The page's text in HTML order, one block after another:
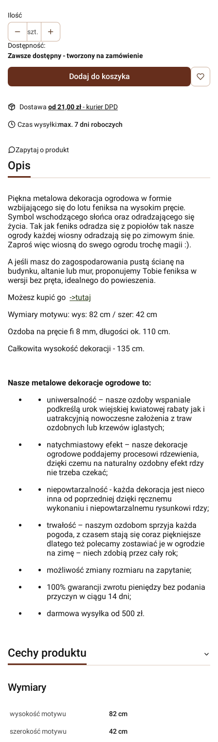
Ilość
szt.
Dostępność:
Zawsze dostępny - tworzony na zamówienie
Dodaj do koszyka
Dostawa od 21,00 zł- kurier DPD
Czas wysyłki:max. 7 dni roboczych
Zapytaj o produkt
Opis
Piękna metalowa dekoracja ogrodowa w formie
wzbijającego się do lotu feniksa na wysokim pręcie.
Symbol wschodzącego słońca oraz odradzającego się
życia. Tak jak feniks odradza się z popiołów tak nasze
ogrody każdej wiosny odradzają się po zimowym śnie.
Zaproś więc wiosną do swego ogrodu trochę magii :).
A jeśli masz do zagospodarowania pustą ścianę na
budynku, altanie lub mur, proponujemy Tobie feniksa w
wersji bez pręta, idealnego do powieszenia.
Możesz kupić go ->tutaj
Wymiary motywu: wys: 82 cm / szer: 42 cm
Ozdoba na pręcie fi 8 mm, długości ok. 110 cm.
Całkowita wysokość dekoracji - 135 cm.
Nasze metalowe dekoracje ogrodowe to:
uniwersalność – nasze ozdoby wspaniale
podkreślą urok wiejskiej kwiatowej rabaty jak i
uatrakcyjnią nowoczesne założenia z traw
ozdobnych lub krzewów iglastych;
natychmiastowy efekt – nasze dekoracje
ogrodowe poddajemy procesowi rdzewienia,
dzięki czemu na naturalny ozdobny efekt rdzy
nie trzeba czekać;
niepowtarzalność - każda dekoracja jest nieco
inna od poprzedniej dzięki ręcznemu
wykonaniu i niepowtarzalnemu rysunkowi rdzy;
trwałość – naszym ozdobom sprzyja każda
pogoda, z czasem stają się coraz piękniejsze
dlatego też polecamy zostawiać je w ogrodzie
na zimę – niech zdobią przez cały rok;
możliwość zmiany rozmiaru na zapytanie;
100% gwarancji zwrotu pieniędzy bez podania
przyczyn w ciągu 14 dni;
darmowa wysyłka od 500 zł.
Cechy produktu
Wymiary
wysokość motywu 82 cm
szerokość motywu 42 cm